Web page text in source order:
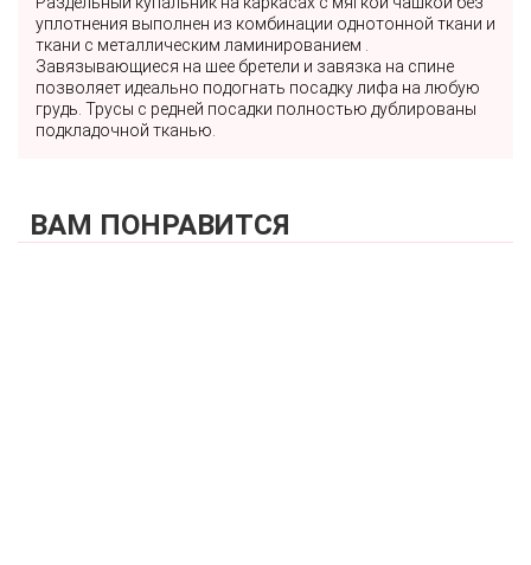
уплотнения выполнен из комбинации однотонной ткани и
ткани с металлическим ламинированием .
Завязывающиеся на шее бретели и завязка на спине
позволяет идеально подогнать посадку лифа на любую
грудь. Трусы с редней посадки полностью дублированы
подкладочной тканью.
ВАМ ПОНРАВИТСЯ